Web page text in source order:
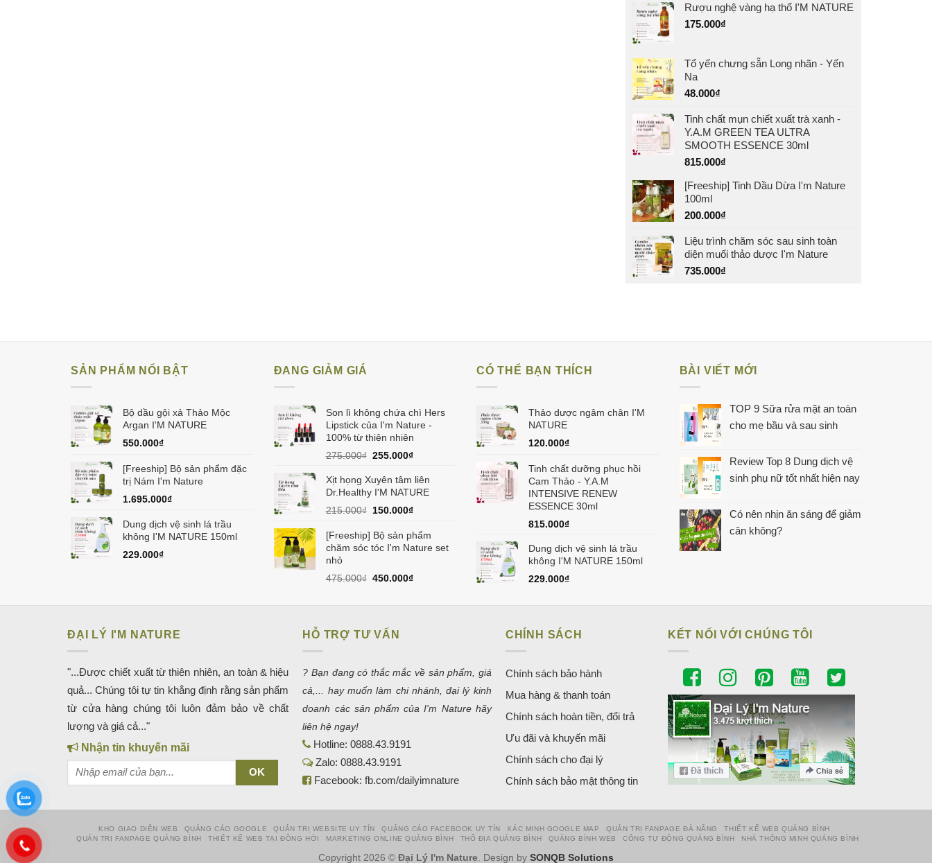
Rượu nghệ vàng hạ thổ I'M NATURE
175.000₫
Tổ yến chưng sẵn Long nhãn - Yến
Na
48.000₫
Tinh chất mụn chiết xuất trà xanh -
Y.A.M GREEN TEA ULTRA
SMOOTH ESSENCE 30ml
815.000₫
[Freeship] Tinh Dầu Dừa I'm Nature
100ml
200.000₫
Liệu trình chăm sóc sau sinh toàn
diện muối thảo dược I'm Nature
735.000₫
SẢN PHẨM NỔI BẬT
Bộ dầu gội xả Thảo Mộc
Argan I'M NATURE
550.000₫
[Freeship] Bộ sản phẩm đặc
trị Nám I'm Nature
1.695.000₫
Dung dịch vệ sinh lá trầu
không I'M NATURE 150ml
229.000₫
ĐANG GIẢM GIÁ
Son lì không chứa chì Hers
Lipstick của I'm Nature -
100% từ thiên nhiên
275.000₫ Giá
là:
275.000₫.
255.000₫Giá
tại
là:
255.000₫.
Xịt họng Xuyên tâm liên
Dr.Healthy I'M NATURE
215.000₫ Giá
là:
215.000₫.
150.000₫Giá
tại
là:
[Freeship] Bộ sản phẩm
chăm sóc tóc I'm Nature set
nhỏ
475.000₫ Giá
450.000₫Giá
CÓ THỂ BẠN THÍCH
Thảo dược ngâm chân I'M
NATURE
120.000₫
Tinh chất dưỡng phục hồi
Cam Thảo - Y.A.M
INTENSIVE RENEW
ESSENCE 30ml
815.000₫
Dung dịch vệ sinh lá trầu
không I'M NATURE 150ml
229.000₫
BÀI VIẾT MỚI
TOP 9 Sữa rửa mặt an toàn
cho mẹ bầu và sau sinh
Review Top 8 Dung dịch vệ
sinh phụ nữ tốt nhất hiện nay
Có nên nhịn ăn sáng để giảm
cân không?
ĐẠI LÝ I'M NATURE
"...Được chiết xuất từ thiên nhiên, an toàn & hiệu
quả... Chúng tôi tự tin khẳng định rằng sản phẩm
từ cửa hàng chúng tôi luôn đảm bảo về chất
lượng và giá cả..."
Nhận tin khuyến mãi
HỖ TRỢ TƯ VẤN
? Bạn đang có thắc mắc về sản phẩm, giá
cả,... hay muốn làm chi nhánh, đại lý kinh
doanh các sản phẩm của I'm Nature hãy
liên hệ ngay!
Hotline:0888.43.9191
Zalo:0888.43.9191
Facebook:fb.com/dailyimnature
CHÍNH SÁCH
Chính sách bảo hành
Mua hàng & thanh toán
Chính sách hoàn tiền, đổi trả
Ưu đãi và khuyến mãi
Chính sách cho đại lý
Chính sách bảo mật thông tin
KẾT NỐI VỚI CHÚNG TÔI
KHO GIAO DIỆN WEB QUẢNG CÁO GOOGLE QUẢN TRỊ WEBSITE UY TÍN QUẢNG CÁO FACEBOOK UY TÍN XÁC MINH GOOGLE MAP QUẢN TRỊ FANPAGE ĐÀ NẴNG
THIẾT KẾ WEB QUẢNG BÌNH
QUẢN TRỊ FANPAGE QUẢNG BÌNH
THIẾT KẾ WEB TẠI ĐỒNG HỚI MARKETING ONLINE QUẢNG BÌNH THỔ ĐỊA QUẢNG BÌNH QUẢNG BÌNH WEB CỔNG TỰ ĐỘNG QUẢNG BÌNH NHÀ THÔNG MINH QUẢNG BÌNH
Copyright 2026 © Đại Lý I'm Nature . Design by SONQB Solutions